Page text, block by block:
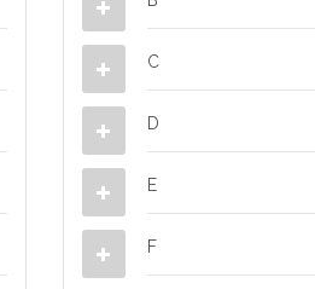
C
D
E
F